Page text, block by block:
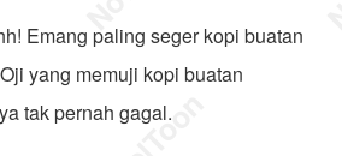
Emang paling seger kopi buatan
yang memuji kopi buatan
tak pernah gagal.